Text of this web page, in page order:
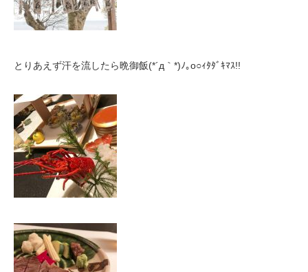
とりあえず汗を流したら晩御飯(*´д｀*)ﾉ｡o○ｨﾀﾀﾞｷﾏｽ!!